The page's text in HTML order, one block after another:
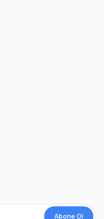
Abone Ol